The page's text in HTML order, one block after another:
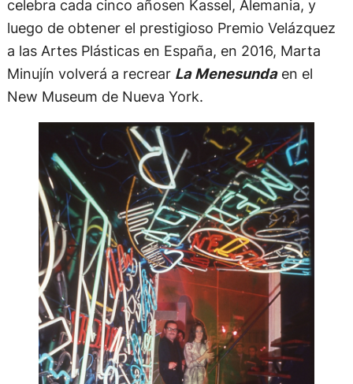
celebra cada cinco añosen Kassel, Alemania, y
luego de obtener el prestigioso Premio Velázquez
a las Artes Plásticas en España, en 2016, Marta
Minujín volverá a recrear La Menesundaen el
New Museum de Nueva York.